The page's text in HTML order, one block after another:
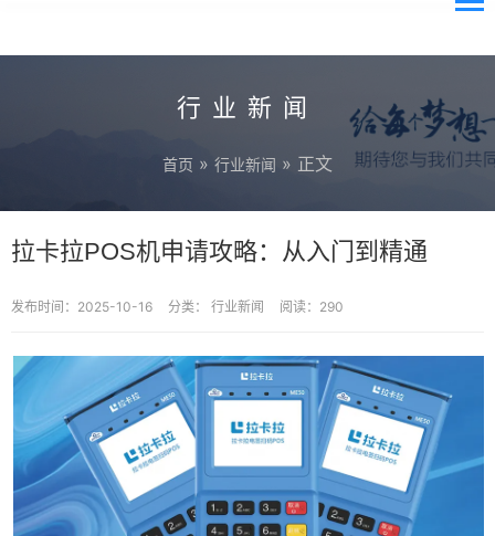
行业新闻
首页 » 行业新闻 » 正文
拉卡拉POS机申请攻略：从入门到精通
发布时间：2025-10-16 分类： 行业新闻 阅读：290